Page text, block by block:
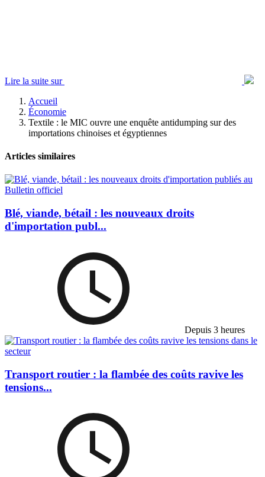
Lire la suite sur
Accueil
Économie
Textile : le MIC ouvre une enquête antidumping sur des
importations chinoises et égyptiennes
Articles similaires
Blé, viande, bétail : les nouveaux droits
d'importation publ...
Depuis 3 heures
Transport routier : la flambée des coûts ravive les
tensions...